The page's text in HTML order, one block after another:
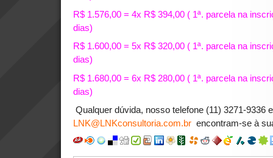
R$ 1.576,00 = 4x R$ 394,00 ( 1ª. parcela na
dias)
R$ 1.600,00 = 5x R$ 320,00 ( 1ª. parcela na
dias)
R$ 1.680,00 = 6x R$ 280,00 ( 1ª. parcela na
dias)
Qualquer dúvida, nosso telefone (11) 3271-9336
LNK@LNKconsultoria.com.br encontram-se à